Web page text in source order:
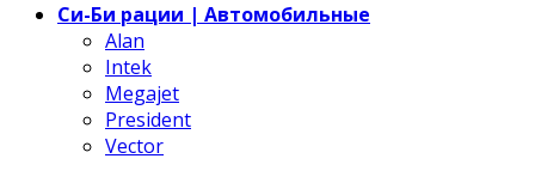
Си-Би рации | Автомобильные
Alan
Intek
Megajet
President
Vector